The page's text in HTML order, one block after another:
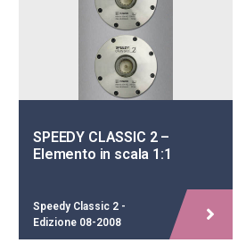
SPEEDY CLASSIC 2 –
Elemento in scala 1:1
Speedy Classic 2 -
Edizione 08-2008